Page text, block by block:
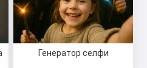
Генератор селфи